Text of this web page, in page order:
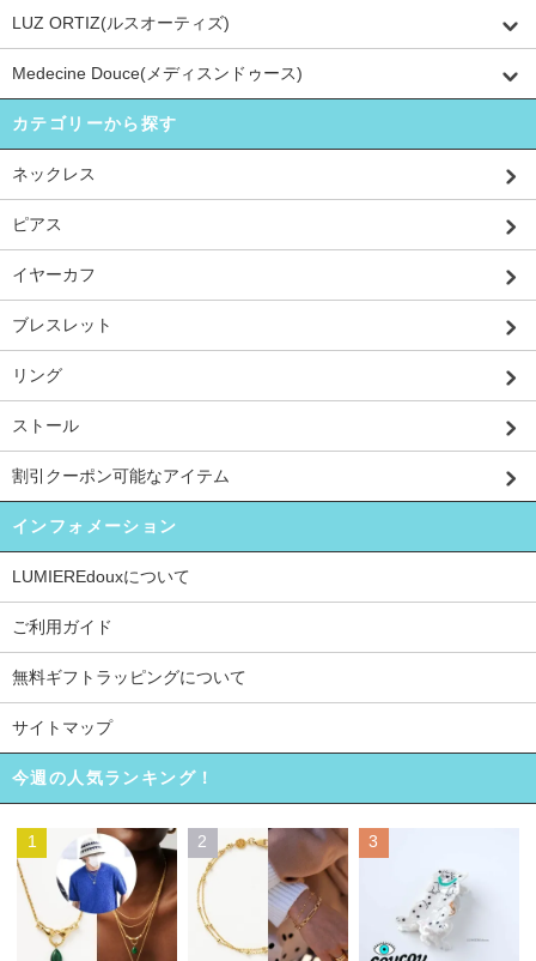
LUZ ORTIZ(ルスオーティズ)
Medecine Douce(メディスンドゥース)
カテゴリーから探す
ネックレス
ピアス
イヤーカフ
ブレスレット
リング
ストール
割引クーポン可能なアイテム
インフォメーション
LUMIEREdouxについて
ご利用ガイド
無料ギフトラッピングについて
サイトマップ
今週の人気ランキング！
1 2 3